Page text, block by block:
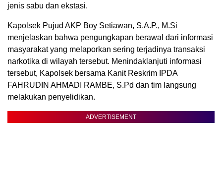
jenis sabu dan ekstasi.
Kapolsek Pujud AKP Boy Setiawan, S.A.P., M.Si
menjelaskan bahwa pengungkapan berawal dari informasi
masyarakat yang melaporkan sering terjadinya transaksi
narkotika di wilayah tersebut. Menindaklanjuti informasi
tersebut, Kapolsek bersama Kanit Reskrim IPDA
FAHRUDIN AHMADI RAMBE, S.Pd dan tim langsung
melakukan penyelidikan.
ADVERTISEMENT